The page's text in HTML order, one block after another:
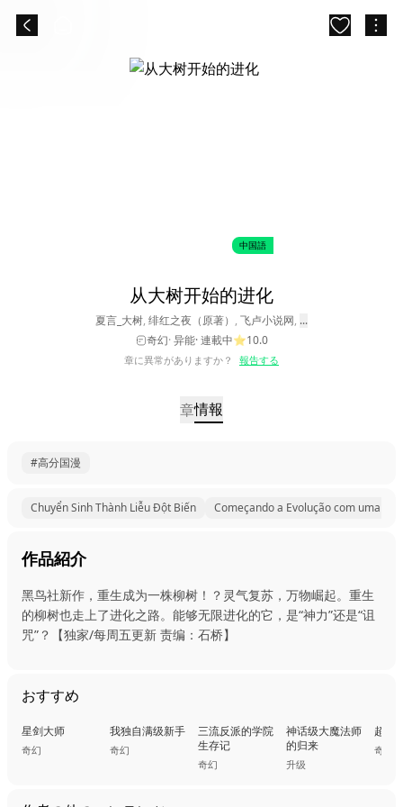
中国語
从大树开始的进化
夏言_大树, 绯红之夜（原著） , 飞卢小说网, ...
奇幻· 异能· 連載中⭐10.0
章に異常がありますか？ 報告する
章情報
#高分国漫
Chuyển Sinh Thành Liễu Đột Biến
作品紹介
黑鸟社新作，重生成为一株柳树！？灵气复苏，万物崛起。重生
的柳树也走上了进化之路。能够无限进化的它，是“神力”还是“诅
咒”？【独家/每周五更新 责编：石桥】
おすすめ
星剑大师
奇幻
我独自满级新手
奇幻
三流反派的学院
生存记
奇幻
神话级大魔法师
的归来
升级
超人
奇幻